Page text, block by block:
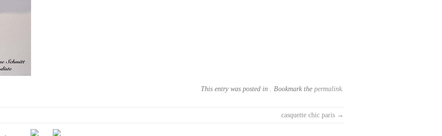
This entry was posted in . Bookmark the permalink.
casquette chic paris →